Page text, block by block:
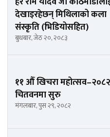
देखाइरहेछन् मिथिलाको कला
संस्कृति (भिडियोसहित)
बुधबार, जेठ २०, २०८३
११ औँ खिचरा महोत्सव–२०८२
चितवनमा सुरु
मंगलबार, पुस २९, २०८२